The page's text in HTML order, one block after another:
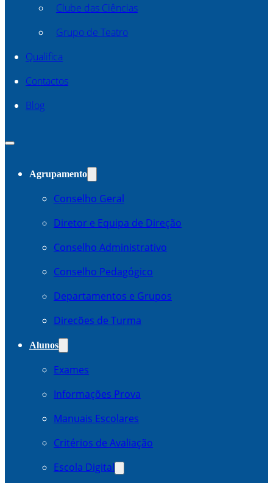
Clube das Ciências
Grupo de Teatro
Qualifica
Contactos
Blog
Agrupamento
Conselho Geral
Diretor e Equipa de Direção
Conselho Administrativo
Conselho Pedagógico
Departamentos e Grupos
Direcões de Turma
Alunos
Exames
Informações Prova
Manuais Escolares
Critérios de Avaliação
Escola Digital